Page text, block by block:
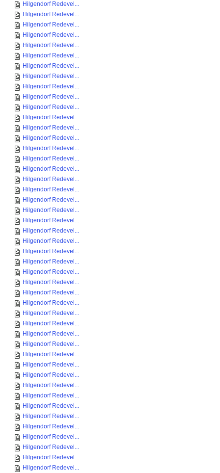
Hilgendorf Redevel...
Hilgendorf Redevel...
Hilgendorf Redevel...
Hilgendorf Redevel...
Hilgendorf Redevel...
Hilgendorf Redevel...
Hilgendorf Redevel...
Hilgendorf Redevel...
Hilgendorf Redevel...
Hilgendorf Redevel...
Hilgendorf Redevel...
Hilgendorf Redevel...
Hilgendorf Redevel...
Hilgendorf Redevel...
Hilgendorf Redevel...
Hilgendorf Redevel...
Hilgendorf Redevel...
Hilgendorf Redevel...
Hilgendorf Redevel...
Hilgendorf Redevel...
Hilgendorf Redevel...
Hilgendorf Redevel...
Hilgendorf Redevel...
Hilgendorf Redevel...
Hilgendorf Redevel...
Hilgendorf Redevel...
Hilgendorf Redevel...
Hilgendorf Redevel...
Hilgendorf Redevel...
Hilgendorf Redevel...
Hilgendorf Redevel...
Hilgendorf Redevel...
Hilgendorf Redevel...
Hilgendorf Redevel...
Hilgendorf Redevel...
Hilgendorf Redevel...
Hilgendorf Redevel...
Hilgendorf Redevel...
Hilgendorf Redevel...
Hilgendorf Redevel...
Hilgendorf Redevel...
Hilgendorf Redevel...
Hilgendorf Redevel...
Hilgendorf Redevel...
Hilgendorf Redevel...
Hilgendorf Redevel...